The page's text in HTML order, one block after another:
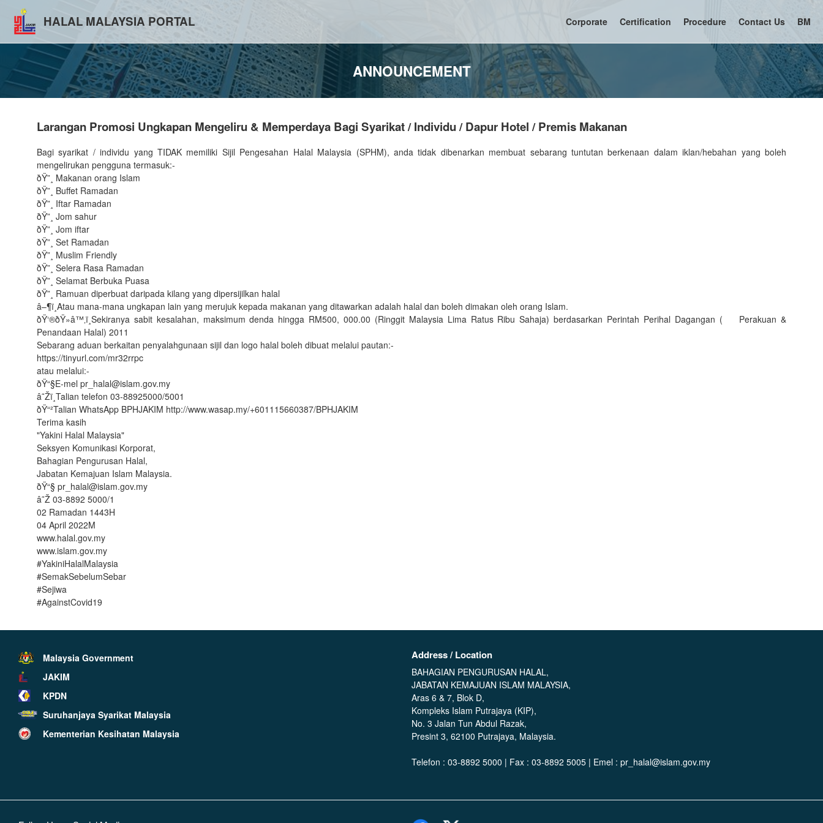
HALAL MALAYSIA PORTAL Corporate Certification Procedure Contact Us BM
ANNOUNCEMENT
Larangan Promosi Ungkapan Mengeliru & Memperdaya Bagi Syarikat / Individu / Dapur Hotel / Premis Makanan
Bagi syarikat / individu yang TIDAK memiliki Sijil Pengesahan Halal Malaysia (SPHM), anda tidak dibenarkan membuat sebarang tuntutan berkenaan dalam iklan/hebahan yang boleh
mengelirukan pengguna termasuk:-
ðŸ”¸ Makanan orang Islam
ðŸ”¸ Buffet Ramadan
ðŸ”¸ Iftar Ramadan
ðŸ”¸ Jom sahur
ðŸ”¸ Jom iftar
ðŸ”¸ Set Ramadan
ðŸ”¸ Muslim Friendly
ðŸ”¸ Selera Rasa Ramadan
ðŸ”¸ Selamat Berbuka Puasa
ðŸ”¸ Ramuan diperbuat daripada kilang yang dipersijilkan halal
â–¶ï¸Atau mana-mana ungkapan lain yang merujuk kepada makanan yang ditawarkan adalah halal dan boleh dimakan oleh orang Islam.
ðŸ‘®ðŸ»‍â™‚ï¸Sekiranya sabit kesalahan, maksimum denda hingga RM500, 000.00 (Ringgit Malaysia Lima Ratus Ribu Sahaja) berdasarkan Perintah Perihal Dagangan ( Perakuan &
Penandaan Halal) 2011
Sebarang aduan berkaitan penyalahgunaan sijil dan logo halal boleh dibuat melalui pautan:-
https://tinyurl.com/mr32rrpc
atau melalui:-
ðŸ“§E-mel pr_halal@islam.gov.my
â˜Žï¸Talian telefon 03-88925000/5001
ðŸ“²Talian WhatsApp BPHJAKIM http://www.wasap.my/+601115660387/BPHJAKIM
Terima kasih
"Yakini Halal Malaysia"
Seksyen Komunikasi Korporat,
Bahagian Pengurusan Halal,
Jabatan Kemajuan Islam Malaysia.
ðŸ“§ pr_halal@islam.gov.my
â˜Ž 03-8892 5000/1
02 Ramadan 1443H
04 April 2022M
www.halal.gov.my
www.islam.gov.my
#YakiniHalalMalaysia
#SemakSebelumSebar
#Sejiwa
#AgainstCovid19
Malaysia Government
JAKIM
KPDN
Suruhanjaya Syarikat Malaysia
Kementerian Kesihatan Malaysia
Address / Location
BAHAGIAN PENGURUSAN HALAL,
JABATAN KEMAJUAN ISLAM MALAYSIA,
Aras 6 & 7, Blok D,
Kompleks Islam Putrajaya (KIP),
No. 3 Jalan Tun Abdul Razak,
Presint 3, 62100 Putrajaya, Malaysia.
Telefon : 03-8892 5000 | Fax : 03-8892 5005 | Emel : pr_halal@islam.gov.my